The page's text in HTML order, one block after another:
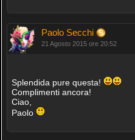
Paolo Secchi
21 Agosto 2015 ore 20:52
Splendida pure questa!
Complimenti ancora!
Ciao,
Paolo